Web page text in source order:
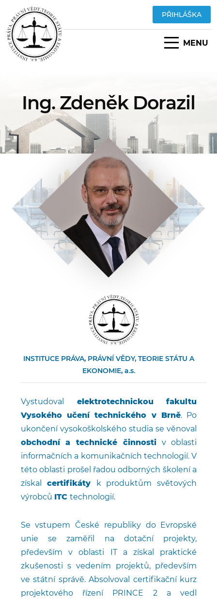
PŘIHLÁŠKA
MENU
Ing. Zdeněk Dorazil
INSTITUCE PRÁVA, PRÁVNÍ VĚDY, TEORIE STÁTU A
EKONOMIE, a.s.
Vystudoval
elektrotechnickou fakultu
Vysokého učení technického v Brně. Po
ukončení vysokoškolského studia se věnoval
obchodní a technické činnostiv oblasti
informačních a komunikačních technologií. V
této oblasti prošel řadou odborných školení a
získal certifikáty
k produktům světových
výrobců ITC technologií.
Se vstupem České republiky do Evropské
unie se zaměřil na dotační projekty,
především v oblasti IT a získal praktické
zkušenosti s vedením projektů, především
ve státní správě. Absolvoval certifikační kurz
projektového řízení PRINCE 2 a vedl